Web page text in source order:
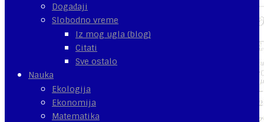
Događaji
Slobodno vreme
Iz mog ugla (blog)
Citati
Sve ostalo
Nauka
Ekologija
Ekonomija
Matematika